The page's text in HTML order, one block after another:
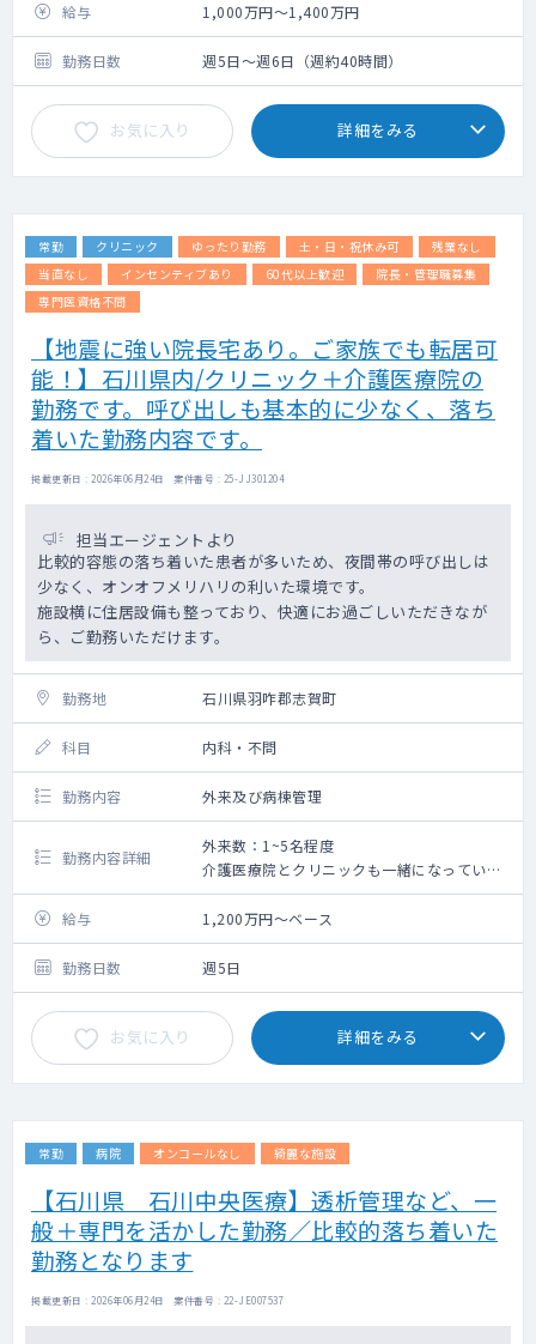
給与 1,000万円～1,400万円
勤務日数 週5日～週6日（週約40時間）
お気に入り 詳細をみる
常勤 クリニック ゆったり勤務 土・日・祝休み可
残業なし
当直なし
インセンティブあり 60代以上歓迎
院長・管理職募集
専門医資格不問
【地震に強い院長宅あり。ご家族でも転居可
能！】石川県内/クリニック＋介護医療院の
勤務です。呼び出しも基本的に少なく、落ち
着いた勤務内容です。
掲載更新日 : 2026年06月24日 案件番号 : 25-JJ301204
担当エージェントより
比較的容態の落ち着いた患者が多いため、夜間帯の呼び出しは
少なく、オンオフメリハリの利いた環境です。
施設横に住居設備も整っており、快適にお過ごしいただきなが
ら、ご勤務いただけます。
勤務地 石川県羽咋郡志賀町
科目 内科・不問
勤務内容 外来及び病棟管理
勤務内容詳細
外来数：1~5名程度
介護医療院とクリニックも一緒になっている
施設の管理医師として、
外来対応や、入所者様の体調管理をお願いし
ています。
当直はございませんが、何か有事の際にはオ
ンコールでご対応をお願いしております。
オンコールの頻度としましては、季節柄によ
って異なりますが、年に数回程度です。
施設内に居宅もございますので、住んでいた
給与 1,200万円～ベース
勤務日数 週5日
お気に入り 詳細をみる
常勤 病院 オンコールなし 綺麗な施設
【石川県 石川中央医療】透析管理など、一
般＋専門を活かした勤務／比較的落ち着いた
勤務となります
掲載更新日 : 2026年06月24日 案件番号 : 22-JE007537